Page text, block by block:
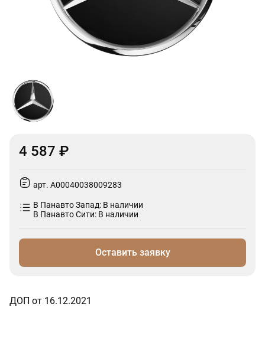
4 587 ₽
арт. A00040038009283
В Панавто Запад: В наличии
В Панавто Сити: В наличии
Оставить заявку
ДОП от 16.12.2021